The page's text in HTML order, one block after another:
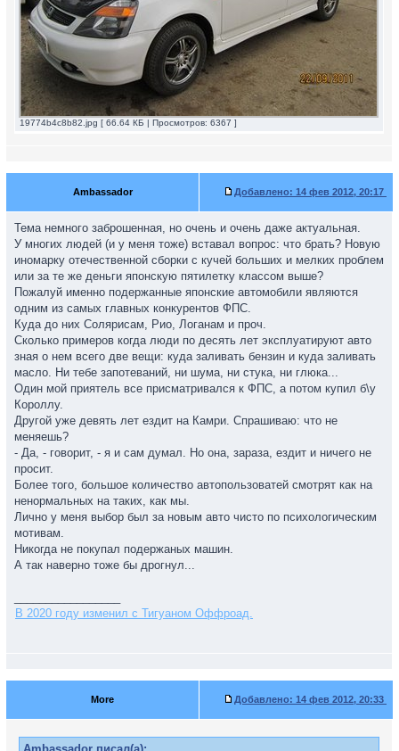
19774b4c8b82.jpg [ 66.64 КБ | Просмотров: 6367 ]
Ambassador Добавлено: 14 фев 2012, 20:17
Тема немного заброшенная, но очень и очень даже актуальная.
У многих людей (и у меня тоже) вставал вопрос: что брать? Новую
иномарку отечественной сборки с кучей больших и мелких проблем
или за те же деньги японскую пятилетку классом выше?
Пожалуй именно подержанные японские автомобили являются
одним из самых главных конкурентов ФПС.
Куда до них Солярисам, Рио, Логанам и проч.
Сколько примеров когда люди по десять лет эксплуатируют авто
зная о нем всего две вещи: куда заливать бензин и куда заливать
масло. Ни тебе запотеваний, ни шума, ни стука, ни глюка...
Один мой приятель все присматривался к ФПС, а потом купил б\у
Короллу.
Другой уже девять лет ездит на Камри. Спрашиваю: что не
меняешь?
- Да, - говорит, - я и сам думал. Но она, зараза, ездит и ничего не
просит.
Более того, большое количество автопользоватей смотрят как на
ненормальных на таких, как мы.
Лично у меня выбор был за новым авто чисто по психологическим
мотивам.
Никогда не покупал подержаных машин.
А так наверно тоже бы дрогнул...
В 2020 году изменил с Тигуаном Оффроад.
More Добавлено: 14 фев 2012, 20:33